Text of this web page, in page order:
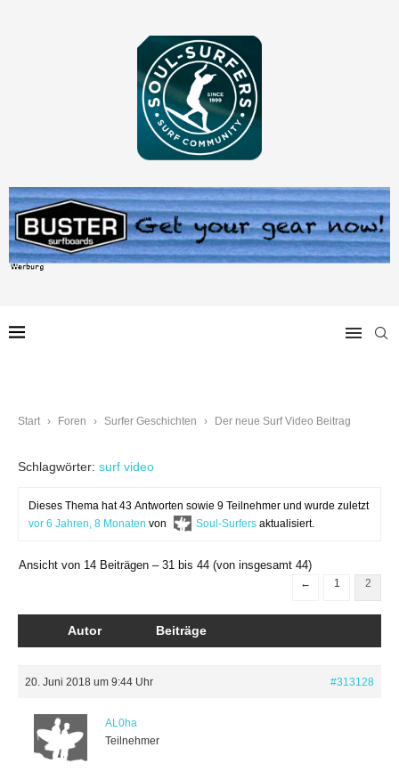
Start › Foren › Surfer Geschichten › Der neue Surf Video Beitrag
Schlagwörter: surf video
Dieses Thema hat 43 Antworten sowie 9 Teilnehmer und wurde zuletzt
vor 6 Jahren, 8 Monaten von Soul-Surfers aktualisiert.
Ansicht von 14 Beiträgen – 31 bis 44 (von insgesamt 44)
← 1 2
Autor Beiträge
20. Juni 2018 um 9:44 Uhr #313128
AL0ha
Teilnehmer